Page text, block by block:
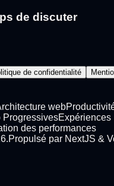
de discuter
de confidentialité
web
ProgressivesExpériences
des performances
.Propulsé par NextJS &